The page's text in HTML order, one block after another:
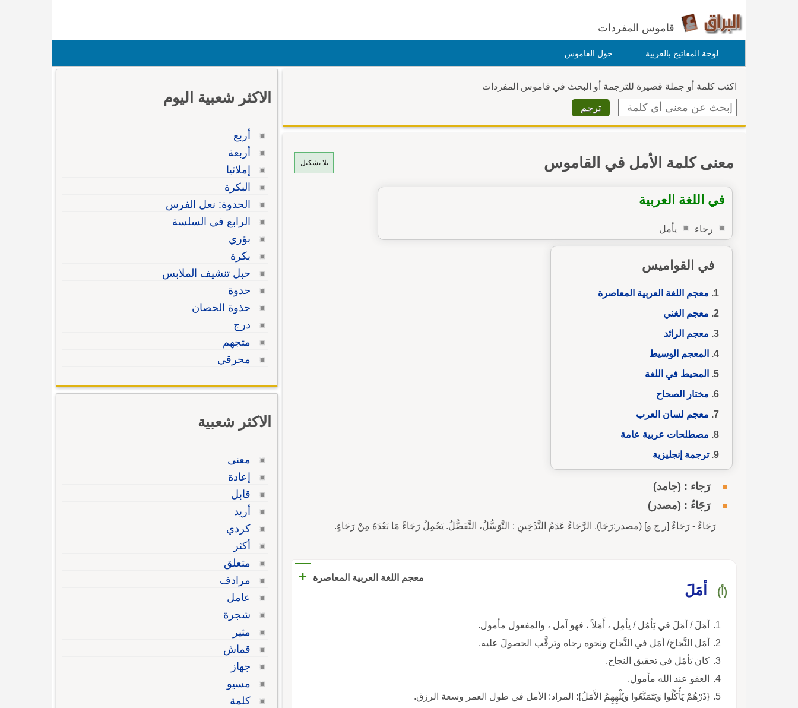
قاموس المفردات
لوحة المفاتيح بالعربية حول القاموس
اكتب كلمة أو جملة قصيرة للترجمة أو البحث في قاموس المفردات
بلا تشكيل معنى كلمة الأمل في القاموس
في اللغة العربية
رجاء يأمل
في القواميس
معجم اللغة العربية المعاصرة
معجم الغني
معجم الرائد
المعجم الوسيط
المحيط في اللغة
مختار الصحاح
معجم لسان العرب
مصطلحات عربية عامة
ترجمة إنجليزية
رَجاء : (جامد)
رَجَاءٌ : (مصدر)
رَجَاءٌ - رَجَاءٌ [ر ج و] (مصدر:رَجَا). الرَّجَاءُ عَدَمُ التَّدْخِينِ : التَّوَسُّلُ، التَّفَضُّلُ. يَحْمِلُ رَجَاءً مَا بَعْدَهُ مِنْ رَجَاءٍ.
معجم اللغة العربية المعاصرة +
(أ) أمَلَ
أمَلَ / أمَلَ في يَأمُل / يأمِل ، أَمَلاً ، فهو آمل ، والمفعول مأمول.
أمَل النَّجاحَ/ أمَل في النَّجاح ونحوه رجاه وترقَّب الحصولَ عليه.
كان يَأمُل في تحقيق النجاح.
العفو عند الله مأمول.
{ذَرْهُمْ يَأْكُلُوا وَيَتَمَتَّعُوا وَيُلْهِهِمُ الأَمَلُ}: المراد: الأمل في طول العمر وسعة الرزق.
الاكثر شعبية اليوم
أربع
أربعة
إملائيا
البكرة
الحدوة: نعل الفرس
الرابع في السلسة
بؤري
بكرة
حبل تنشيف الملابس
حدوة
حذوة الحصان
درج
متجهم
محرقي
الاكثر شعبية
معنى
إعادة
قابل
أريد
كردي
أكثر
متعلق
مرادف
عامل
شجرة
مثير
قماش
جهاز
مسيو
كلمة